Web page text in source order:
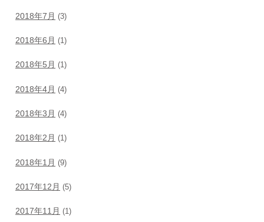
2018年7月 (3)
2018年6月 (1)
2018年5月 (1)
2018年4月 (4)
2018年3月 (4)
2018年2月 (1)
2018年1月 (9)
2017年12月 (5)
2017年11月 (1)